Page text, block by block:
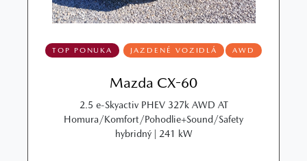
TOP PONUKA JAZDENÉ VOZIDLÁ AWD
Mazda CX-60
2.5 e-Skyactiv PHEV 327k AWD AT
Homura/Komfort/Pohodlie+Sound/Safety
hybridný | 241 kW